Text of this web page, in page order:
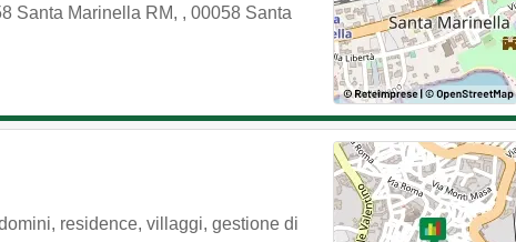
Santa Marinella RM, , 00058 Santa
residence, villaggi, gestione di